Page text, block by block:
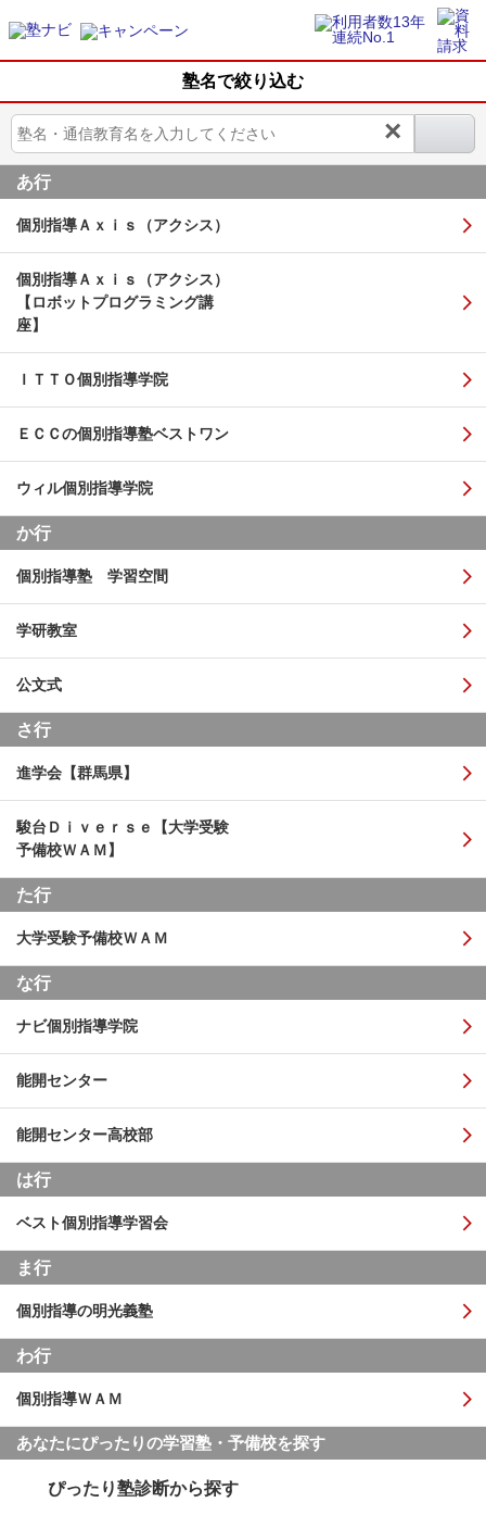
塾名で絞り込む
×
あ行
個別指導Ａｘｉｓ（アクシス）
個別指導Ａｘｉｓ（アクシス）
【ロボットプログラミング講
座】
ＩＴＴＯ個別指導学院
ＥＣＣの個別指導塾ベストワン
ウィル個別指導学院
か行
個別指導塾 学習空間
学研教室
公文式
さ行
進学会【群馬県】
駿台Ｄｉｖｅｒｓｅ【大学受験
予備校ＷＡＭ】
た行
大学受験予備校ＷＡＭ
な行
ナビ個別指導学院
能開センター
能開センター高校部
は行
ベスト個別指導学習会
ま行
個別指導の明光義塾
わ行
個別指導ＷＡＭ
あなたにぴったりの学習塾・予備校を探す
ぴったり塾診断から探す